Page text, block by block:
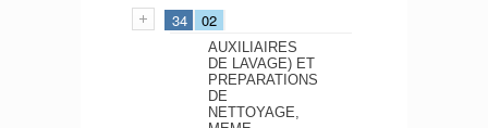
34 02
AUXILIAIRES
DE LAVAGE) ET
PREPARATIONS
DE
NETTOYAGE,